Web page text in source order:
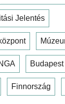
Jelentés
Budapest
Finnország